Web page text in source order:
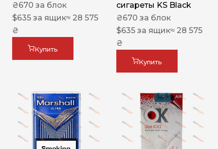
₴670 за блок
$635 за ящик≈ 28 575
₴
Купить
сигареты KS Black
₴670 за блок
$635 за ящик≈ 28 575
₴
Купить